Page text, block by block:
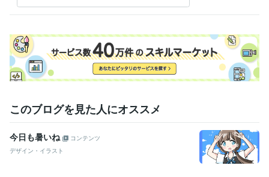
アップを
このブログを見た人にオススメ
今日も暑いね
コンテンツ
デザイン・イラスト